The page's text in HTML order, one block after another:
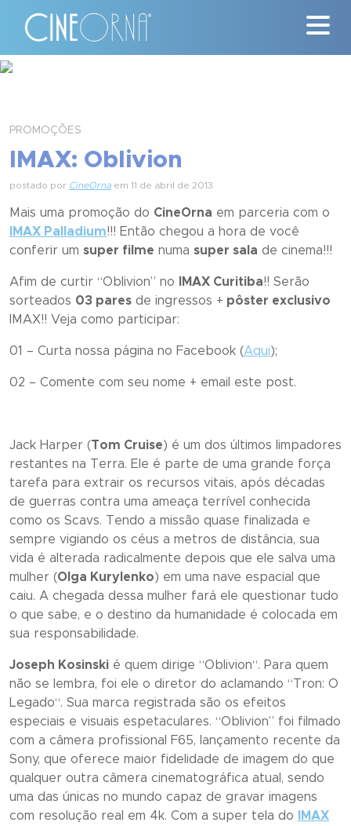
#ClássicosCineOrna
Nossa História
Contato
PROMOÇÕES
IMAX: Oblivion
postado por CineOrna em 11 de abril de 2013
Mais uma promoção do CineOrna em parceria com o
IMAX Palladium!!! Então chegou a hora de você
conferir um super filme numa super sala de cinema!!!
Afim de curtir “Oblivion” no IMAX Curitiba!! Serão
sorteados 03 pares de ingressos + pôster exclusivo
IMAX!! Veja como participar:
01 – Curta nossa página no Facebook (Aqui);
02 – Comente com seu nome + email este post.
Jack Harper (Tom Cruise) é um dos últimos limpadores
restantes na Terra. Ele é parte de uma grande força
tarefa para extrair os recursos vitais, após décadas
de guerras contra uma ameaça terrível conhecida
como os Scavs. Tendo a missão quase finalizada e
sempre vigiando os céus a metros de distância, sua
vida é alterada radicalmente depois que ele salva uma
mulher (Olga Kurylenko) em uma nave espacial que
caiu. A chegada dessa mulher fará ele questionar tudo
o que sabe, e o destino da humanidade é colocada em
sua responsabilidade.
Joseph Kosinski é quem dirige “Oblivion“. Para quem
não se lembra, foi ele o diretor do aclamando “ Tron: O
Legado“. Sua marca registrada são os efeitos
especiais e visuais espetaculares. “Oblivion” foi filmado
com a câmera profissional F65, lançamento recente da
Sony, que oferece maior fidelidade de imagem do que
qualquer outra câmera cinematográfica atual, sendo
uma das únicas no mundo capaz de gravar imagens
com resolução real em 4k. Com a super tela do
IMAX